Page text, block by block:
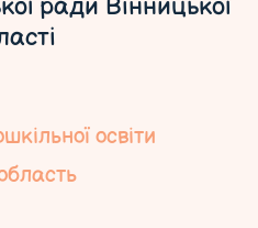
ради Вінницької
освіти